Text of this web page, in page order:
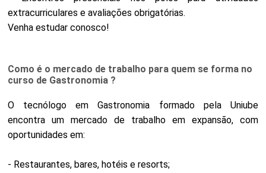
extracurriculares e avaliações obrigatórias.
Venha estudar conosco!
Como é o mercado de trabalho para quem se forma no
curso de Gastronomia ?
O tecnólogo em Gastronomia formado pela Uniube
encontra um mercado de trabalho em expansão, com
oportunidades em:
- Restaurantes, bares, hotéis e resorts;